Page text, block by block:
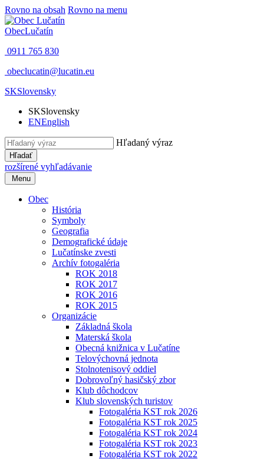
Rovno na obsah Rovno na menu
ObecLučatín
0911 765 830
obeclucatin@lucatin.eu
SKSlovensky
SKSlovensky
ENEnglish
Hľadaný výraz
Hľadať
rozšírené vyhľadávanie
Menu
Obec
História
Symboly
Geografia
Demografické údaje
Lučatínske zvesti
Archív fotogaléria
ROK 2018
ROK 2017
ROK 2016
ROK 2015
Organizácie
Základná škola
Materská škola
Obecná knižnica v Lučatíne
Telovýchovná jednota
Stolnotenisový oddiel
Dobrovoľný hasičský zbor
Klub dôchodcov
Klub slovenských turistov
Fotogaléria KST rok 2026
Fotogaléria KST rok 2025
Fotogaléria KST rok 2024
Fotogaléria KST rok 2023
Fotogaléria KST rok 2022